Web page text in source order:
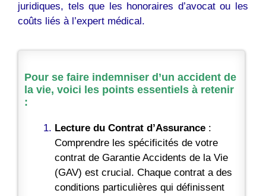
juridiques, tels que les honoraires d’avocat ou les
coûts liés à l’expert médical.
Pour se faire indemniser d’un accident de
la vie, voici les points essentiels à retenir
:
Lecture du Contrat d’Assurance :
Comprendre les spécificités de votre
contrat de Garantie Accidents de la Vie
(GAV) est crucial. Chaque contrat a des
conditions particulières qui définissent